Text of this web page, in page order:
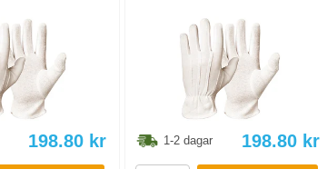
198.80 kr 1-2 dagar 198.80 kr